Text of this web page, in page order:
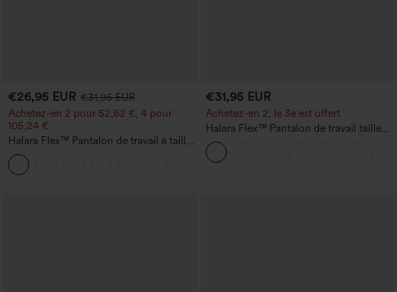
€26,95 EUR €31,95 EUR
Achetez-en 2 pour 52,62 €, 4 pour
105,24 €
Halara Flex™ Pantalon de travail à taille
haute, jambe large, avec poches, en
maille gaufrée
€31,95 EUR
Achetez-en 2, le 3e est offert
Halara Flex™ Pantalon de travail taille
haute avec poche latérale arrière et
légère coupe évasée